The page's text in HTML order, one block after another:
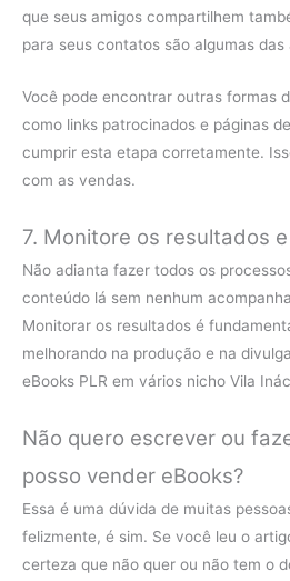
que seus amigos compartilhem
para seus contatos são algumas
Você pode encontrar outras formas
como links patrocinados e páginas
cumprir esta etapa corretamente.
com as vendas.
7. Monitore os resultados
Não adianta fazer todos os
conteúdo lá sem nenhum
Monitorar os resultados é
melhorando na produção e na
eBooks PLR em vários nicho Vila
Não quero escrever ou
posso vender eBooks?
Essa é uma dúvida de muitas
felizmente, é sim. Se você leu o
certeza que não quer ou não tem o